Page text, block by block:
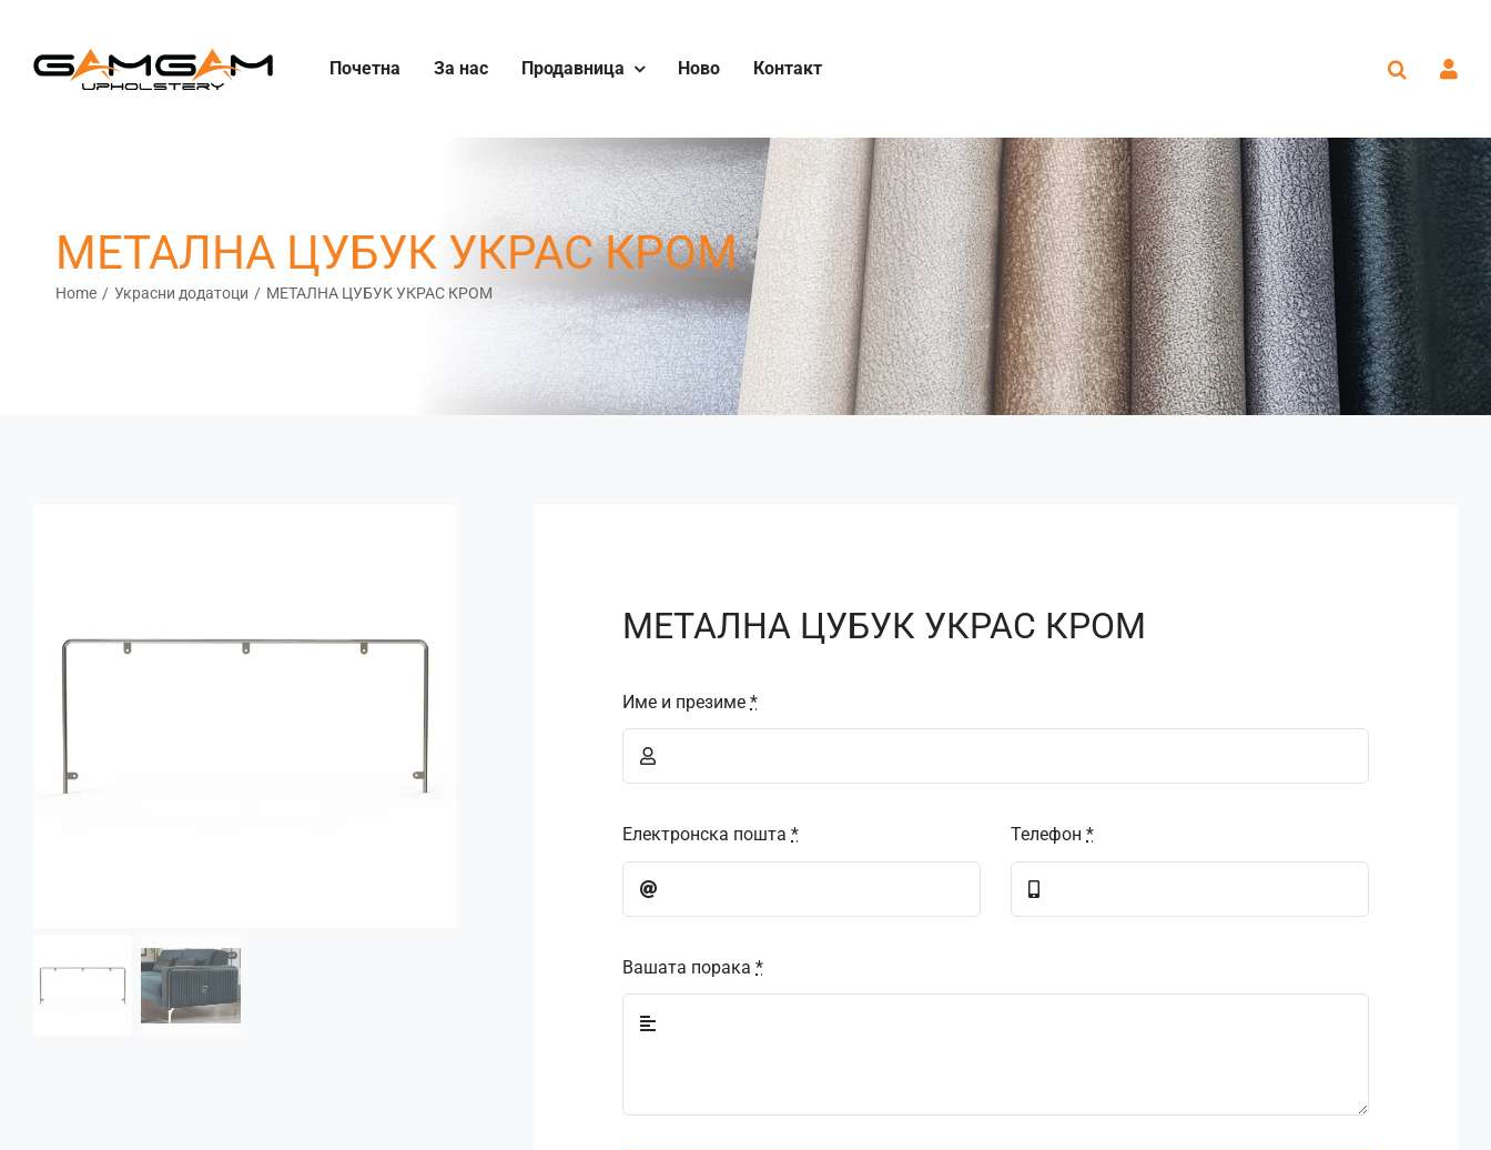
content
Почетна За нас Продавница Ново Контакт
МЕТАЛНА ЦУБУК УКРАС КРОМ
Home Украсни додатоци МЕТАЛНА ЦУБУК УКРАС КРОМ
МЕТАЛНА ЦУБУК УКРАС КРОМ
Име и презиме*
Електронска пошта* Телефон*
Вашата порака*